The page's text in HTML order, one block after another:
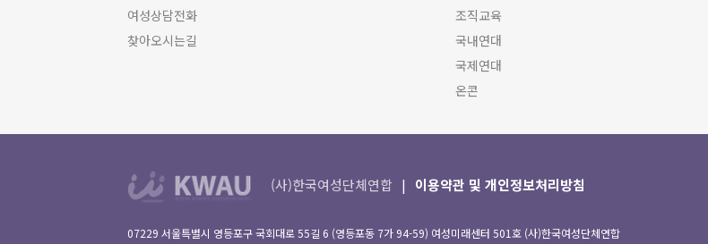
여성상담전화
찾아오시는길
조직교육
국내연대
국제연대
온콘
(사)한국여성단체연합 이용약관 및 개인정보처리방침
07229 서울특별시 영등포구 국회대로 55길 6 (영등포동 7가 94-59) 여성미래센터 501호 (사)한국여성단체연합